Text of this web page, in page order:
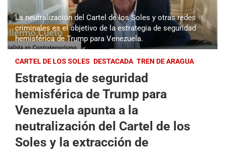
La neutralización del Cartel de los Soles y otras redes
criminales es el objetivo de la estrategia de seguridad
hemisférica de Trump para Venezuela.
CARTEL DE LOS SOLES DESTACADA TREN DE ARAGUA
Estrategia de seguridad
hemisférica de Trump para
Venezuela apunta a la
neutralización del Cartel de los
Soles y la extracción de